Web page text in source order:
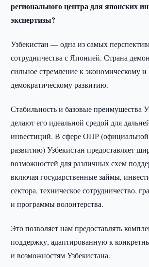
регионального центра для японских
экспертизы?
Узбекистан — одна из самых
сотрудничества с Японией. Страна
сильное стремление к экономическому и
демократическому развитию.
Стабильность и базовые преимущества
делают его идеальной средой для
инвестиций. В сфере ОПР
развитию) Узбекистан предоставляет
возможностей для различных схем
включая государственные займы,
сектора, техническое сотрудничество,
и программы волонтерства.
Это позволяет нам предоставлять
поддержку, адаптированную к
и возможностям Узбекистана.